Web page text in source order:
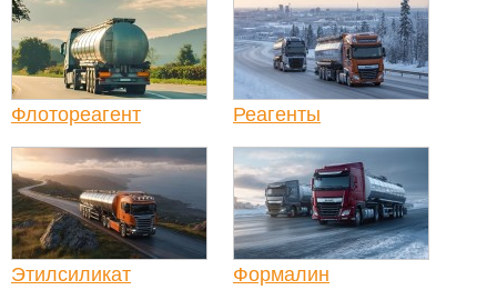
Флотореагент Реагенты
Этилсиликат Формалин